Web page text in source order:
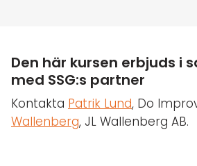
Den här kursen erbjuds i
med SSG:s partner
Kontakta Patrik Lund, Do
Wallenberg, JL Wallenberg AB.